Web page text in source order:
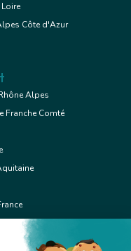
Côte d'Azur
Alpes
Franche Comté
Loire